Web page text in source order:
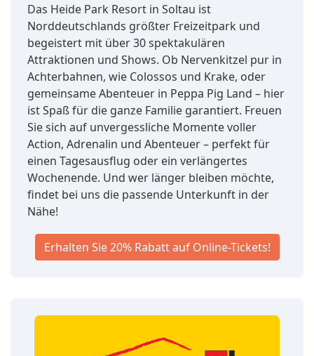
Das Heide Park Resort in Soltau ist
Norddeutschlands größter Freizeitpark und
begeistert mit über 30 spektakulären
Attraktionen und Shows. Ob Nervenkitzel pur in
Achterbahnen, wie Colossos und Krake, oder
gemeinsame Abenteuer in Peppa Pig Land – hier
ist Spaß für die ganze Familie garantiert. Freuen
Sie sich auf unvergessliche Momente voller
Action, Adrenalin und Abenteuer – perfekt für
einen Tagesausflug oder ein verlängertes
Wochenende. Und wer länger bleiben möchte,
findet bei uns die passende Unterkunft in der
Nähe!
Erhalten Sie 20% Rabatt auf Online-Tickets!